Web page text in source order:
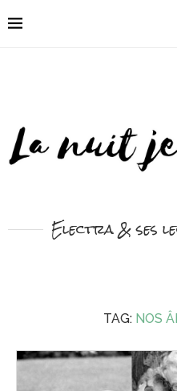
Electra & ses
TAG: NOS